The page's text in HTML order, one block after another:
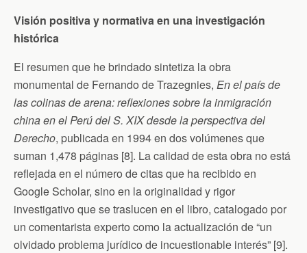
Visión positiva y normativa en una investigación
histórica
El resumen que he brindado sintetiza la obra
monumental de Fernando de Trazegnies, En el país de
las colinas de arena: reflexiones sobre la inmigración
china en el Perú del S. XIX desde la perspectiva del
Derecho, publicada en 1994 en dos volúmenes que
suman 1,478 páginas [8]. La calidad de esta obra no está
reflejada en el número de citas que ha recibido en
Google Scholar, sino en la originalidad y rigor
investigativo que se traslucen en el libro, catalogado por
un comentarista experto como la actualización de “un
olvidado problema jurídico de incuestionable interés” [9].